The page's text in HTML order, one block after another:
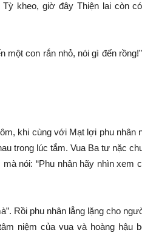
kheo, giờ đây Thiện lai còn
một con rắn nhỏ, nói gì đến
khi cùng với Mạt lợi phu nhân
trong lúc tắm. Vua Ba tư nặc
nói: “Phu nhân hãy nhìn xem
Rồi phu nhân lẳng lặng cho
niệm của vua và hoàng hậu